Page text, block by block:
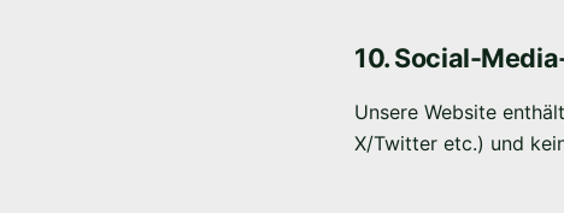
10. Social-
Unsere Website
X/Twitter etc.) und